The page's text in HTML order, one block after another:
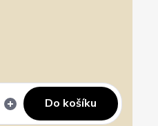
srpna·Google
100 % ★★★★★
Do košíku